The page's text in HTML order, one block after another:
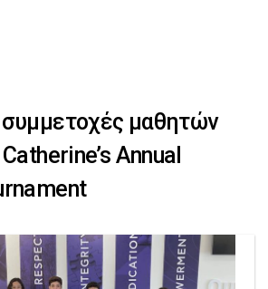
συμμετοχές μαθητών
Annual